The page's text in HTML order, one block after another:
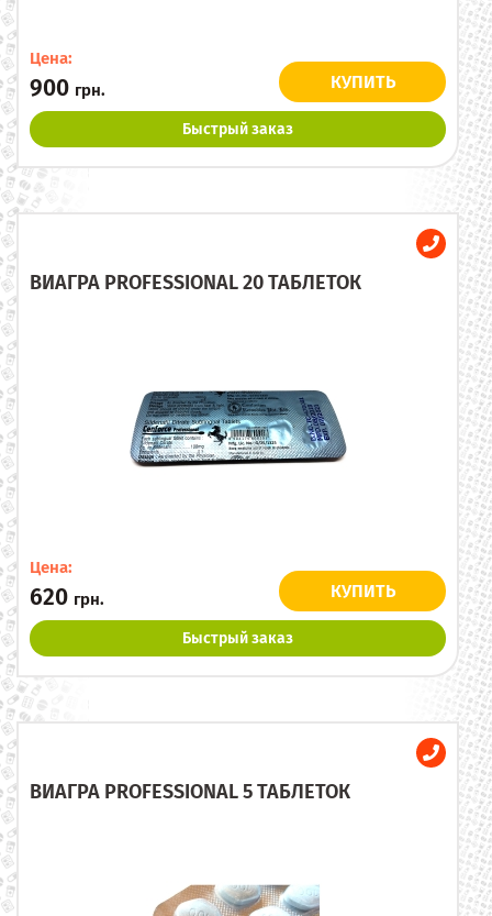
Цена:
900 грн. КУПИТЬ
Быстрый заказ
ВИАГРА PROFESSIONAL 20 ТАБЛЕТОК
Цена:
620 грн. КУПИТЬ
Быстрый заказ
ВИАГРА PROFESSIONAL 5 ТАБЛЕТОК